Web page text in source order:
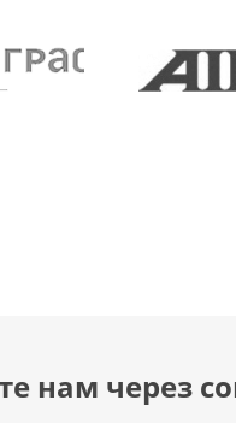
нам через